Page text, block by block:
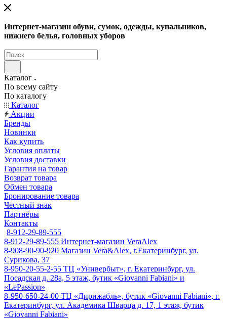
Интернет-магазин обуви, сумок, одежды, купальников,
нижнего белья, головных уборов
Каталог
По всему сайту
По каталогу
Каталог
Акции
Бренды
Новинки
Как купить
Условия оплаты
Условия доставки
Гарантия на товар
Возврат товара
Обмен товара
Бронирование товара
Честный знак
Партнёры
Контакты
8-912-29-89-555
8-912-29-89-555 Интернет-магазин VeraAlex
8-908-90-90-920 Магазин Vera&Alex, г.Екатеринбург, ул.
Сурикова, 37
8-950-20-55-2-55 ТЦ «Универбыт», г. Екатеринбург, ул.
Посадская д. 28а, 5 этаж, бутик «Giovanni Fabiani» и
«LePassion»
8-950-650-24-00 ТЦ «Дирижабль», бутик «Giovanni Fabiani», г.
Екатеринбург, ул. Академика Шварца д. 17, 1 этаж, бутик
«Giovanni Fabiani»